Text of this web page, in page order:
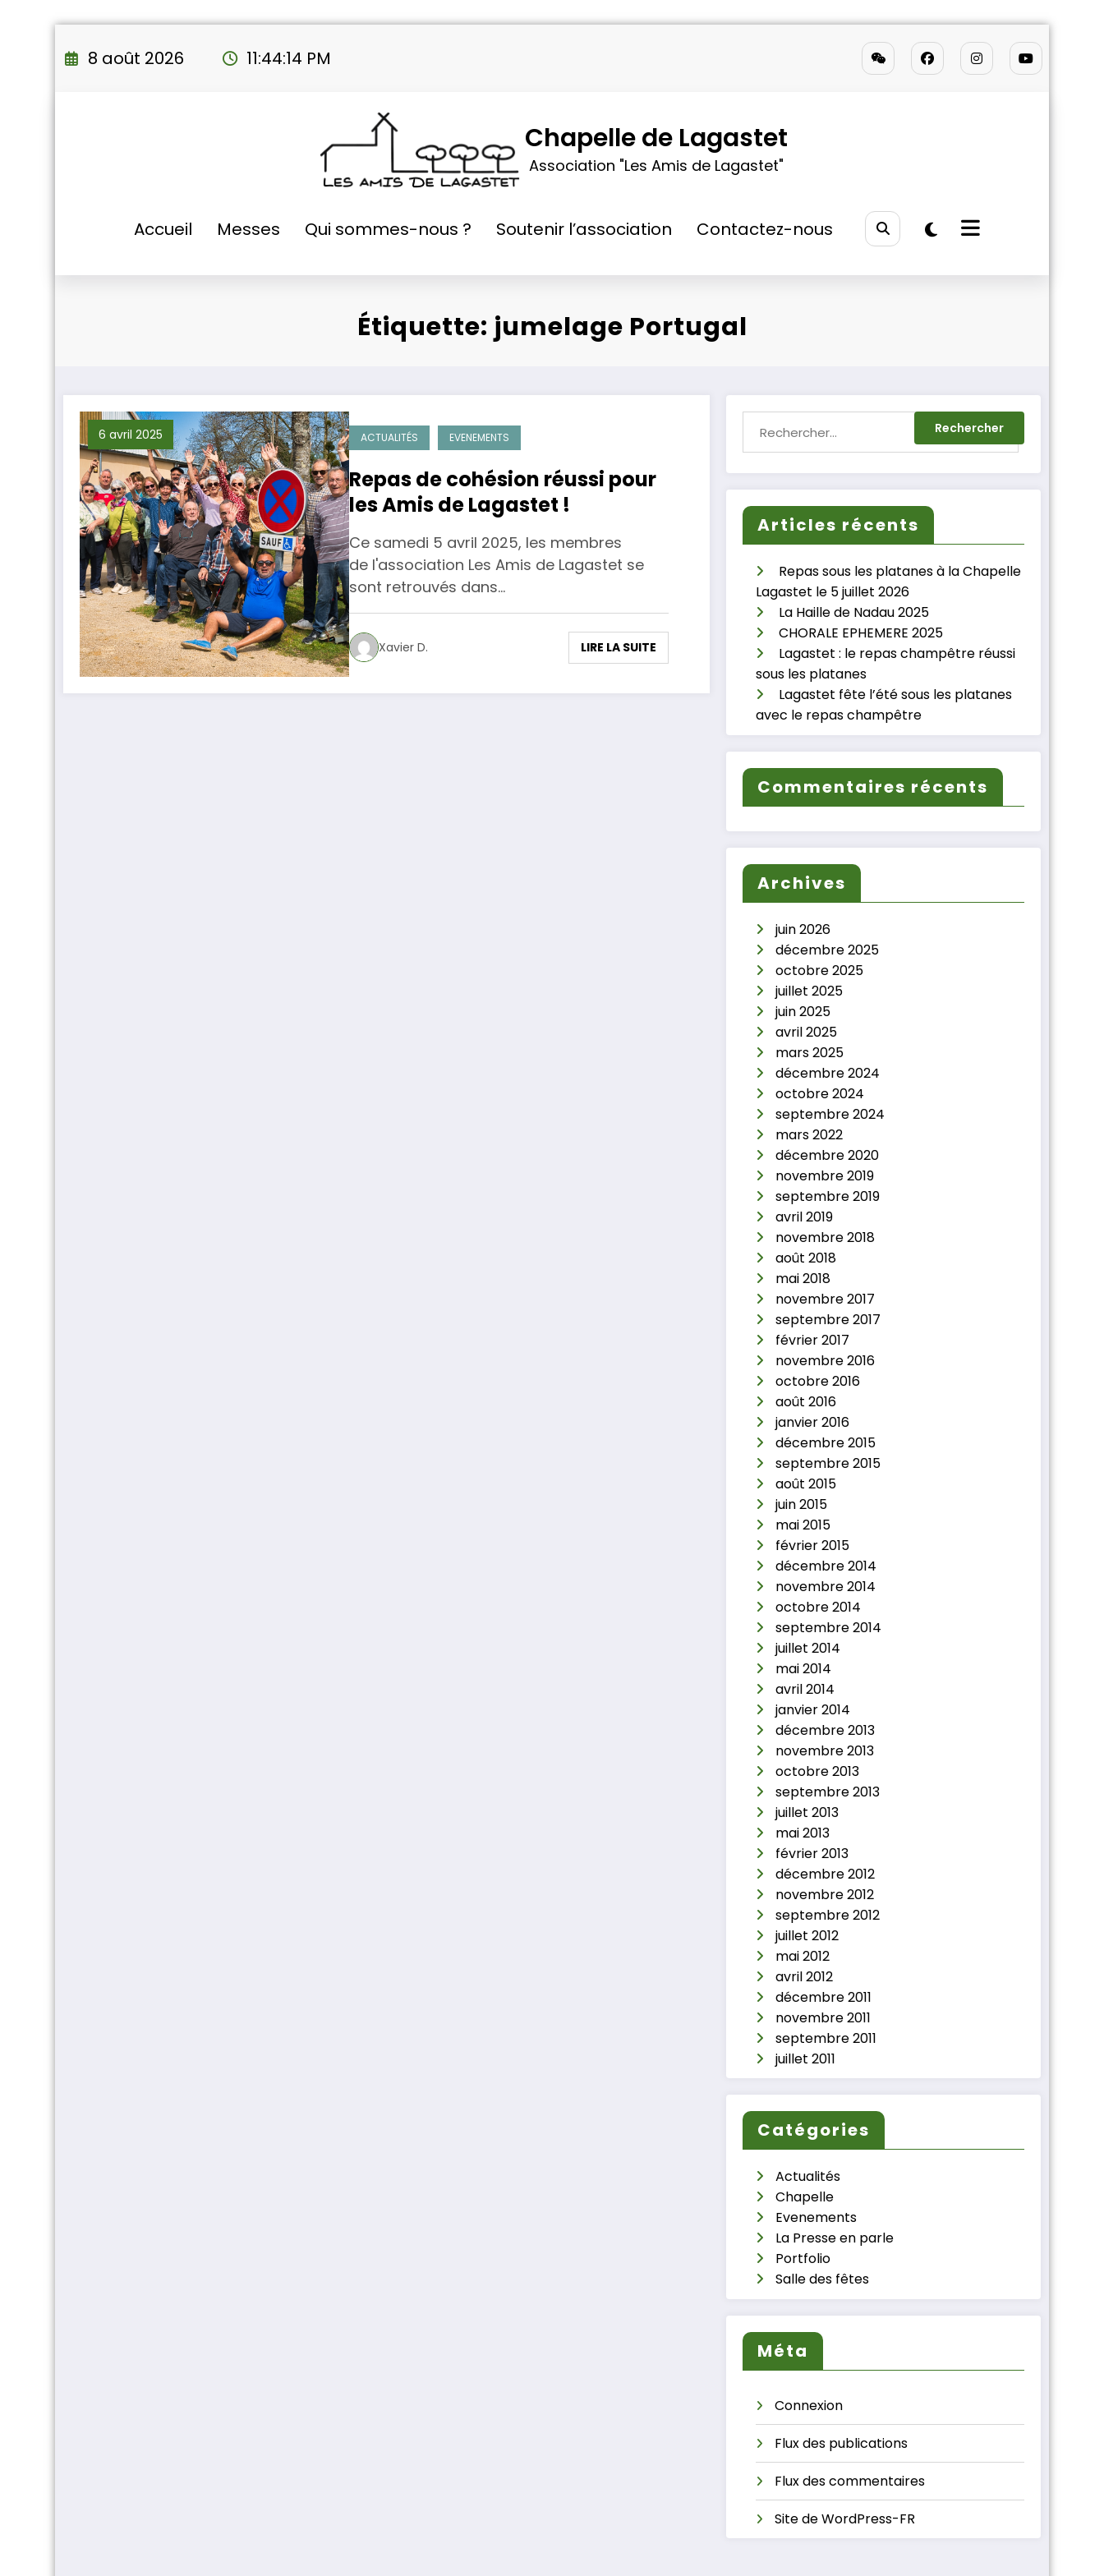
au
8 août 2026 11:44:15 PM
Chapelle de Lagastet
Association "Les Amis de Lagastet"
Accueil Messes Qui sommes-nous ? Soutenir l’association Contactez-nous
Étiquette: jumelage Portugal
6 avril 2025 ACTUALITÉS EVENEMENTS
Repas de cohésion réussi pour
les Amis de Lagastet !
Ce samedi 5 avril 2025, les membres
de l'association Les Amis de Lagastet se
sont retrouvés dans…
Xavier D. LIRE LA SUITE
Articles récents
Repas sous les platanes à la Chapelle
Lagastet le 5 juillet 2026
La Haille de Nadau 2025
CHORALE EPHEMERE 2025
Lagastet : le repas champêtre réussi
sous les platanes
Lagastet fête l’été sous les platanes
avec le repas champêtre
Commentaires récents
Archives
juin 2026
décembre 2025
octobre 2025
juillet 2025
juin 2025
avril 2025
mars 2025
décembre 2024
octobre 2024
septembre 2024
mars 2022
décembre 2020
novembre 2019
septembre 2019
avril 2019
novembre 2018
août 2018
mai 2018
novembre 2017
septembre 2017
février 2017
novembre 2016
octobre 2016
août 2016
janvier 2016
décembre 2015
septembre 2015
août 2015
juin 2015
mai 2015
février 2015
décembre 2014
novembre 2014
octobre 2014
septembre 2014
juillet 2014
mai 2014
avril 2014
janvier 2014
décembre 2013
novembre 2013
octobre 2013
septembre 2013
juillet 2013
mai 2013
février 2013
décembre 2012
novembre 2012
septembre 2012
juillet 2012
mai 2012
avril 2012
décembre 2011
novembre 2011
septembre 2011
juillet 2011
Catégories
Actualités
Chapelle
Evenements
La Presse en parle
Portfolio
Salle des fêtes
Méta
Connexion
Flux des publications
Flux des commentaires
Site de WordPress-FR